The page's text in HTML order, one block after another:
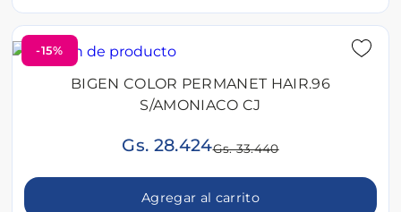
-15%
BIGEN COLOR PERMANET HAIR.96
S/AMONIACO CJ
Gs. 28.424Gs. 33.440
Agregar al carrito